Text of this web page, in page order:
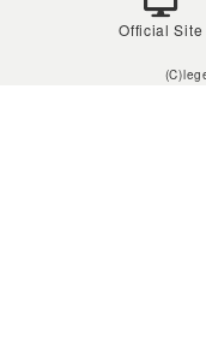
Official Site